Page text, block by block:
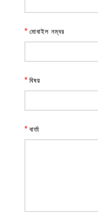
* মোবাইল নম্বর
* বিষয়
* বার্তা